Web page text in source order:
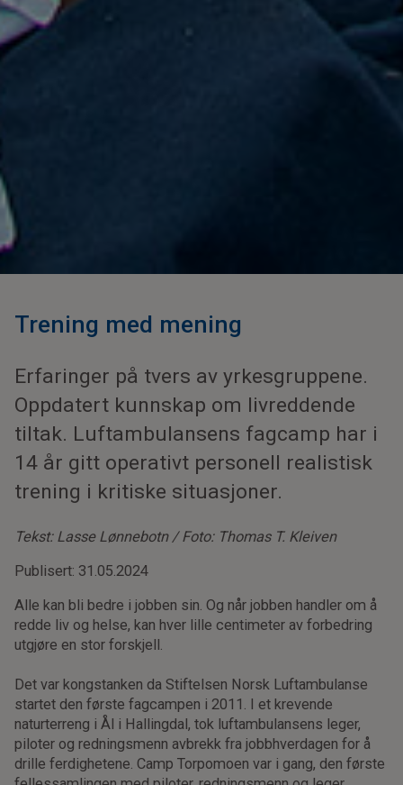
Trening med mening
Erfaringer på tvers av yrkesgruppene.
Oppdatert kunnskap om livreddende
tiltak. Luftambulansens fagcamp har i
14 år gitt operativt personell realistisk
trening i kritiske situasjoner.
Tekst: Lasse Lønnebotn / Foto: Thomas T. Kleiven
Publisert: 31.05.2024
Alle kan bli bedre i jobben sin. Og når jobben handler om å
redde liv og helse, kan hver lille centimeter av forbedring
utgjøre en stor forskjell.
Det var kongstanken da Stiftelsen Norsk Luftambulanse
startet den første fagcampen i 2011. I et krevende
naturterreng i Ål i Hallingdal, tok luftambulansens leger,
piloter og redningsmenn avbrekk fra jobbhverdagen for å
drille ferdighetene. Camp Torpomoen var i gang, den første